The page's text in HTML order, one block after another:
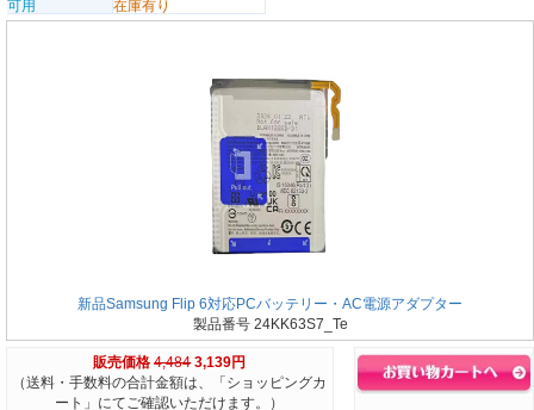
可用
在庫有り
新品Samsung Flip 6対応PCバッテリー・AC電源アダプター
製品番号 24KK63S7_Te
販売価格 4,484 3,139円
（送料・手数料の合計金額は、「ショッピングカ
ート」にてご確認いただけます。）